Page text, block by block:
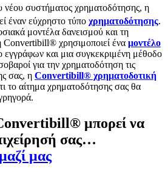
νέου συστήματος χρηματοδότησης, η
έναν εύχρηστο τύπο χρηματοδότησης.
μοντέλα δανεισμού και τη
Convertibill® χρησιμοποιεί ένα μοντέλο
εγγράφων και μια συγκεκριμένη μέθοδο
για την χρηματοδότηση τις
σας, η Convertibill® χρηματοδοτική
το αίτημα χρηματοδότησης σας θα
μπορεί να
σας…
μας